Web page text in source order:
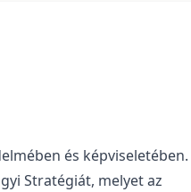
és képviseletében.
Stratégiát, melyet az